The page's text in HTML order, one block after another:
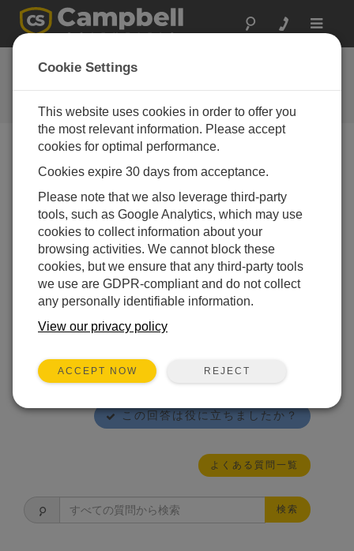
Toggle
よくある質問
当社の製品とソリューションに関
するよくある質問
抵抗ブリッジ測定に関して、AM25T と
AM16/32B はどのように比較されますか?
AM16/32B マルチプレクサのメカニカルリレー
は、励起電流を抵抗ブリッジ測定回路に切り替え
るために必要です。対照的に、AM25T マルチプレ
クサのソリッドステートリレーはこれには適して
いません。AM16/32B マルチプレクサのスイッチ
ングリレーは機械式で、抵抗は 0.1 オームのオー
ステートで、オン抵抗は約 500 オームです。ソリ
ジ測定に必要な高精度励起電流にとって問題とな
ります。
この回答は役に立ちましたか？
よくある質問一覧
検索
Cookie Settings
This website uses cookies in order to offer you
the most relevant information. Please accept
cookies for optimal performance.
Cookies expire 30 days from acceptance.
Please note that we also leverage third-party
tools, such as Google Analytics, which may use
cookies to collect information about your
browsing activities. We cannot block these
cookies, but we ensure that any third-party tools
we use are GDPR-compliant and do not collect
any personally identifiable information.
View our privacy policy
ACCEPT NOW REJECT